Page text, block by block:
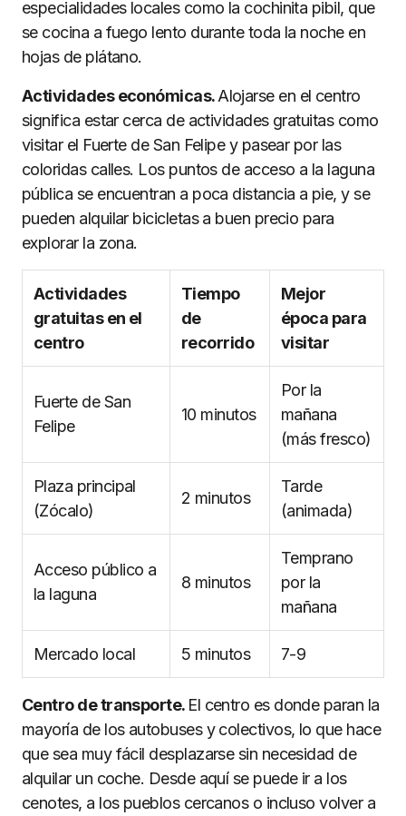
especialidades locales como la cochinita pibil, que
se cocina a fuego lento durante toda la noche en
hojas de plátano.
Actividades económicas.Alojarse en el centro
significa estar cerca de actividades gratuitas como
visitar el Fuerte de San Felipe y pasear por las
coloridas calles. Los puntos de acceso a la laguna
pública se encuentran a poca distancia a pie, y se
pueden alquilar bicicletas a buen precio para
explorar la zona.
Actividades
gratuitas en el
centro
Tiempo
de
recorrido
Mejor
época para
visitar
Fuerte de San
Felipe
10 minutos
Por la
mañana
(más fresco)
Plaza principal
(Zócalo)
2 minutos
Tarde
(animada)
Acceso público a
la laguna
8 minutos
Temprano
por la
mañana
Mercado local 5 minutos 7-9
Centro de transporte. El centro es donde paran la
mayoría de los autobuses y colectivos, lo que hace
que sea muy fácil desplazarse sin necesidad de
alquilar un coche. Desde aquí se puede ir a los
cenotes, a los pueblos cercanos o incluso volver a